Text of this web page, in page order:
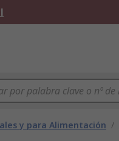
y para Alimentación /